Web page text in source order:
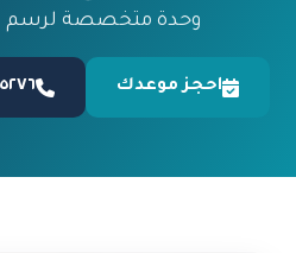
وحدة متخصصة لرسم
احجز موعدك